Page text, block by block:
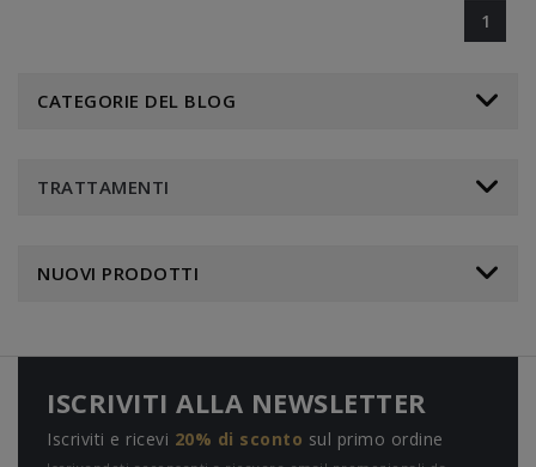
1
CATEGORIE DEL BLOG
TRATTAMENTI
NUOVI PRODOTTI
ISCRIVITI ALLA NEWSLETTER
Iscriviti e ricevi 20% di sconto sul primo ordine